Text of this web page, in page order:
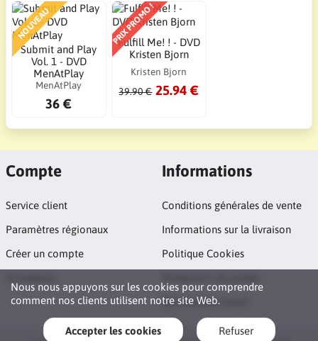
NOUVEAU
Submit and Play
Vol. 1 - DVD
MenAtPlay
MenAtPlay
36 €
PRIX PROMO !
Fulfill Me! ! - DVD
Kristen Bjorn
Kristen Bjorn
39.90 € 25.94 €
Nous nous appuyons sur les cookies pour comprendre
comment nos clients utilisent notre site Web.
Accepter les cookies Refuser
Compte
Service client
Paramètres régionaux
Créer un compte
Informations
Conditions générales de vente
Informations sur la livraison
Politique Cookies
Qui sommes nous?